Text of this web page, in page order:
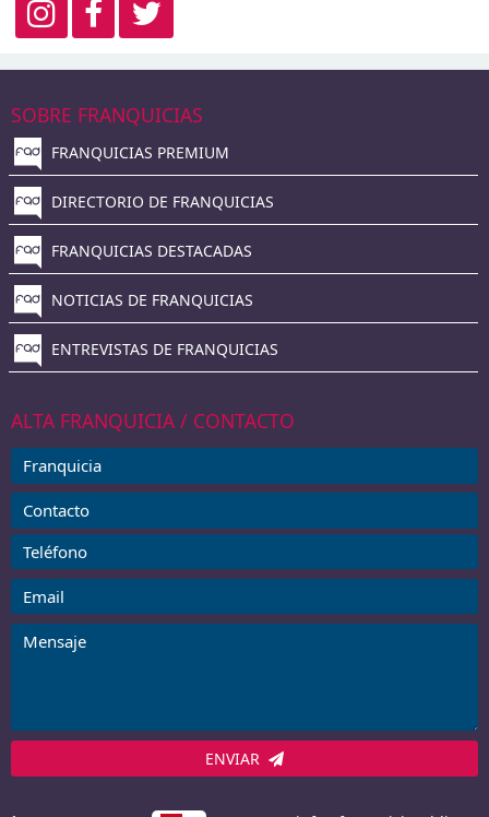
SOBRE FRANQUICIAS
FRANQUICIAS PREMIUM
DIRECTORIO DE FRANQUICIAS
FRANQUICIAS DESTACADAS
NOTICIAS DE FRANQUICIAS
ENTREVISTAS DE FRANQUICIAS
ALTA FRANQUICIA / CONTACTO
ENVIAR